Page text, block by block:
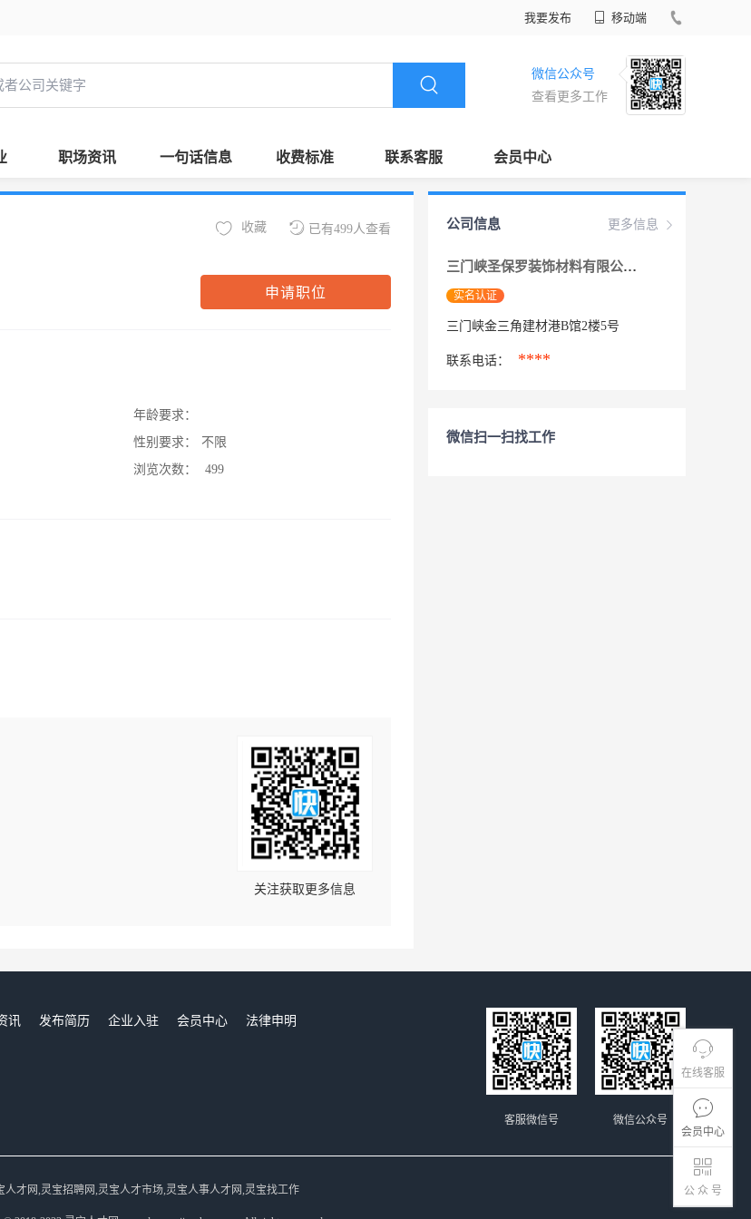
我要发布 移动端
微信公众号
查看更多工作
职场资讯 一句话信息 收费标准 联系客服 会员中心
在线客服
会员中心
公 众 号
已有499人查看
收藏
申请职位
年龄要求：
性别要求：
不限
浏览次数：
499
关注获取更多信息
更多信息
公司信息
三门峡圣保罗装饰材料有限公司
实名认证
三门峡金三角建材港B馆2楼5号
联系电话： ****
微信扫一扫找工作
讯 发布简历 企业入驻 会员中心
法律申明
微信公众号
客服微信号
人才网,灵宝招聘网,灵宝人才市场,灵宝人事人才网,灵宝找工作